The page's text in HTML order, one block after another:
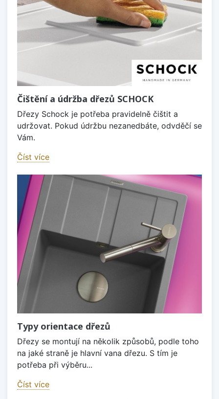
Čištění a údržba dřezů SCHOCK
Dřezy Schock je potřeba pravidelně čištit a
udržovat. Pokud údržbu nezanedbáte, odvděčí se
Vám.
Číst více
Typy orientace dřezů
Dřezy se montují na několik způsobů, podle toho
na jaké straně je hlavní vana dřezu. S tím je
potřeba při výběru...
Číst více